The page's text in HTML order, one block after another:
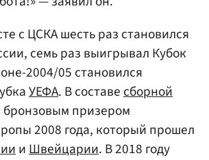
с ЦСКА шесть раз становился
семь раз выигрывал Кубок
2004/05 становился
УЕФА. В составе сборной
бронзовым призером
2008 года, который прошел
и Швейцарии. В 2018 году